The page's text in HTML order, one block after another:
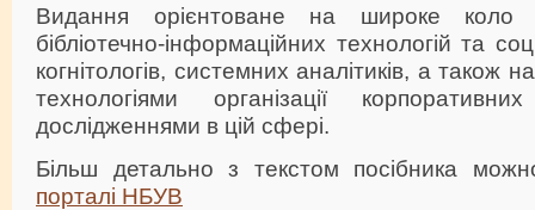
Видання орієнтоване на широке коло
бібліотечно-інформаційних технологій та
когнітологів, системних аналітиків, а також
технологіями організації
дослідженнями в цій сфері.
Більш детально з текстом посібника
порталі НБУВ